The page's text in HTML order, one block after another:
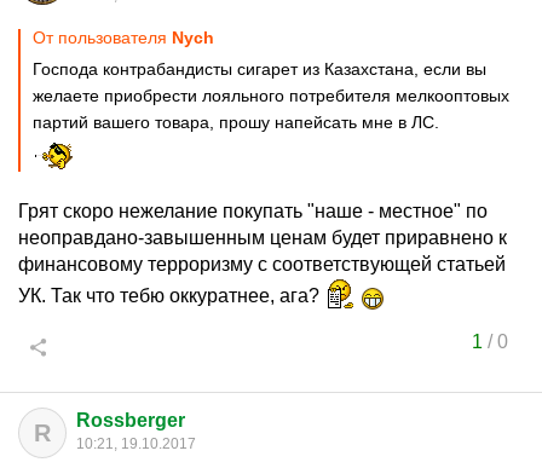
От пользователя Nych
Господа контрабандисты сигарет из Казахстана, если вы
желаете приобрести лояльного потребителя мелкооптовых
партий вашего товара, прошу напейсать мне в ЛС.
Грят скоро нежелание покупать "наше - местное" по
неоправдано-завышенным ценам будет приравнено к
финансовому терроризму с соответствующей статьей
УК. Так что тебю оккуратнее, ага?
1 /0
R Rossberger
10:21, 19.10.2017